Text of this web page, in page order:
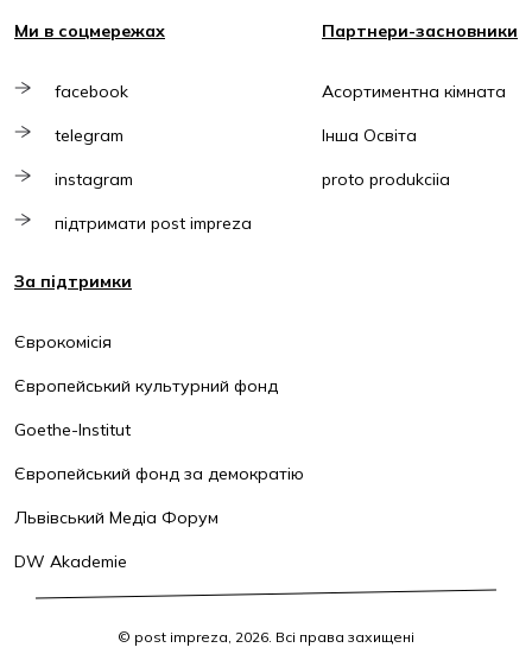
Ми в соцмережах
facebook
telegram
instagram
підтримати post impreza
Партнери-засновники
Асортиментна кімната
Інша Освіта
proto produkciia
За підтримки
Єврокомісія
Європейський культурний фонд
Goethe-Institut
Європейський фонд за демократію
Львівський Медіа Форум
DW Akademie
© post impreza, 2026. Всі права захищені